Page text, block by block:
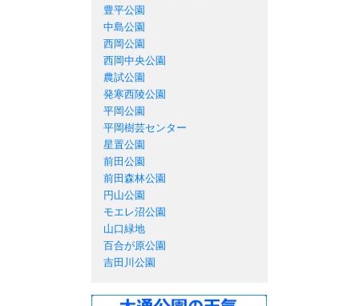
豊平公園
中島公園
西岡公園
西岡中央公園
農試公園
発寒西陵公園
平岡公園
平岡樹芸センター
星置公園
前田公園
前田森林公園
円山公園
モエレ沼公園
山口緑地
百合が原公園
吉田川公園